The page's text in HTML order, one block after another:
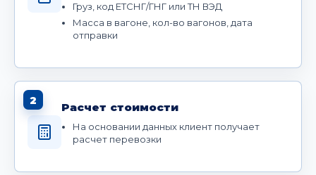
Груз, код ЕТСНГ/ГНГ или ТН ВЭД
Масса в вагоне, кол-во вагонов, дата
отправки
2
Расчет стоимости
На основании данных клиент получает
расчет перевозки